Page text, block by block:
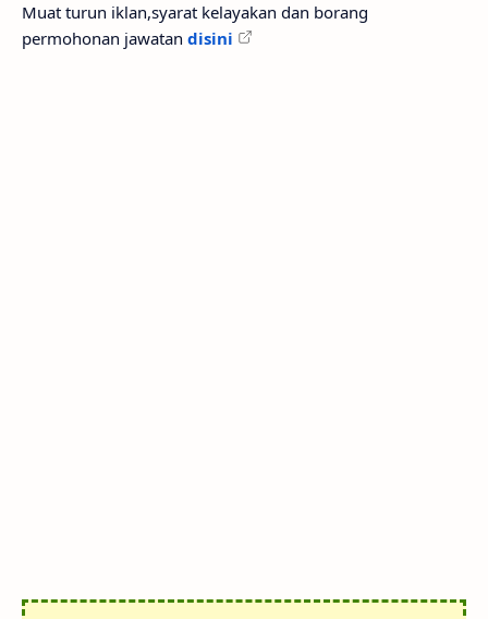
Muat turun iklan,syarat kelayakan dan borang
permohonan jawatan disini